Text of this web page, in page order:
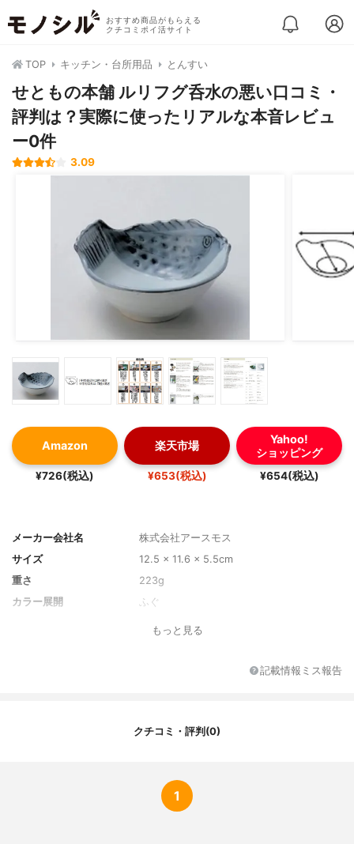
おすすめ商品がもらえる
クチコミポイ活サイト
TOP キッチン・台所用品 とんすい
せともの本舗 ルリフグ呑水の悪い口コミ・
評判は？実際に使ったリアルな本音レビュ
ー0件
3.09
Amazon
¥726(税込)
楽天市場
¥653(税込)
Yahoo!
ショッピング
¥654(税込)
メーカー会社名
株式会社アースモス
サイズ
12.5 x 11.6 x 5.5cm
重さ
223g
カラー展開
ふぐ
もっと見る
記載情報ミス報告
クチコミ・評判(0)
1